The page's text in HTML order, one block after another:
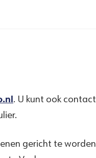
. U kunt ook contact
gericht te worden